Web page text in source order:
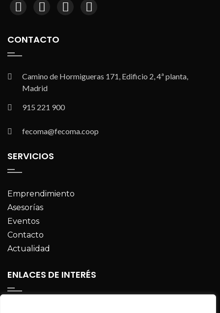
CONTACTO
Camino de Hormigueras 171, Edificio 2, 4ª planta,
Madrid
915 221 900
fecoma@fecoma.coop
SERVICIOS
Emprendimiento
Asesorías
Eventos
Contacto
Actualidad
ENLACES DE INTERÉS